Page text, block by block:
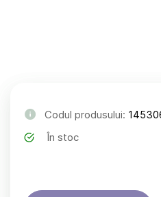
Codul produsului:
În stoc